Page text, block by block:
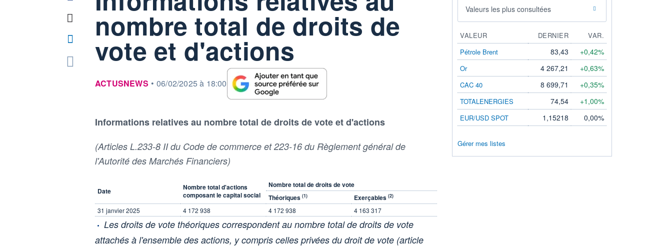
nombre total de droits de
vote et d'actions
information fournie par
ACTUSNEWS • 06/02/2025 à 18:00
Informations relatives au nombre total de droits de vote et d'actions
(Articles L.233-8 II du Code de commerce et 223-16 du Règlement général de
l'Autorité des Marchés Financiers)
Date
Nombre total d'actions
composant le capital social
Nombre total de droits de vote
Théoriques (1) Exerçables (2)
31 janvier 2025 4 172 938 4 172 938 4 163 317
Les droits de vote théoriques correspondent au nombre total de droits de vote
attachés à l'ensemble des actions, y compris celles privées du droit de vote (article
Valeurs les plus consultées
VALEUR DERNIER
VAR.
Pétrole Brent
83,43 +0,42%
Or 4 267,21 +0,63%
CAC 40 8 699,71 +0,35%
TOTALENERGIES 74,54 +1,00%
EUR/USD SPOT 1,15218 0,00%
Gérer mes listes